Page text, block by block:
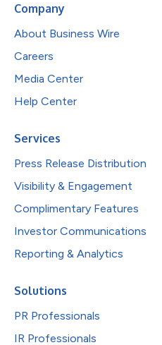
Company
About Business Wire
Careers
Media Center
Help Center
Services
Press Release Distribution
Visibility & Engagement
Complimentary Features
Investor Communications
Reporting & Analytics
Solutions
PR Professionals
IR Professionals